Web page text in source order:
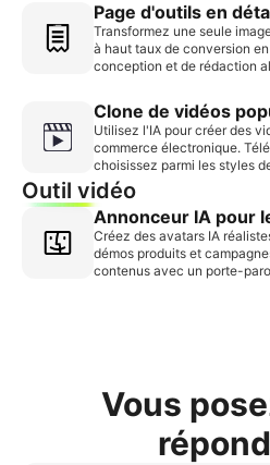
Page d'outils en
Transformez une seule
à haut taux de conversion
conception et de rédaction
Clone de vidéos
Utilisez l'IA pour créer des
commerce électronique.
choisissez parmi les styles
en quelques minutes des
besoin de tournage ni de
Outil vidéo
Annonceur IA pour
Créez des avatars IA
démos produits et
contenus avec un porte-
Vous